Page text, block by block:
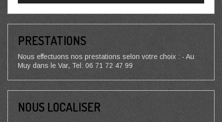
PRESTATIONS
Nous effectuons nos prestations selon votre choix : - Au
Muy dans le Var, Tel: 06 71 72 47 99
NOUS LOCALISER